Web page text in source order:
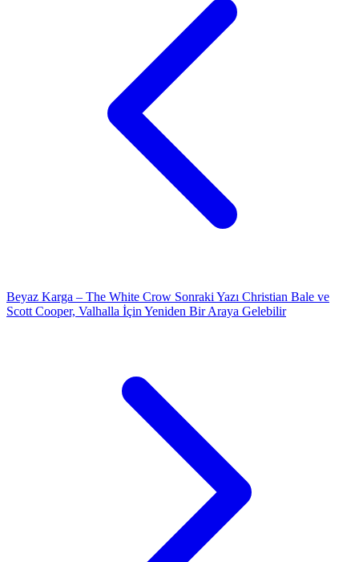
Beyaz Karga – The White Crow Sonraki Yazı Christian Bale ve
Scott Cooper, Valhalla İçin Yeniden Bir Araya Gelebilir